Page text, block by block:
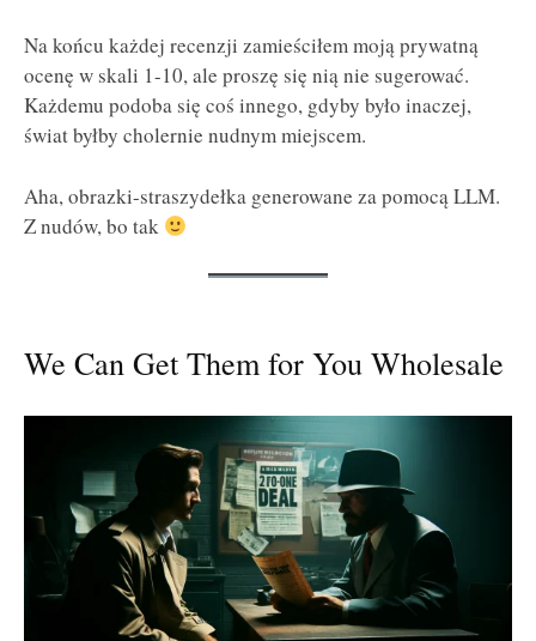
Na końcu każdej recenzji zamieściłem moją prywatną
ocenę w skali 1-10, ale proszę się nią nie sugerować.
Każdemu podoba się coś innego, gdyby było inaczej,
świat byłby cholernie nudnym miejscem.
Aha, obrazki-straszydełka generowane za pomocą LLM.
Z nudów, bo tak
We Can Get Them for You Wholesale